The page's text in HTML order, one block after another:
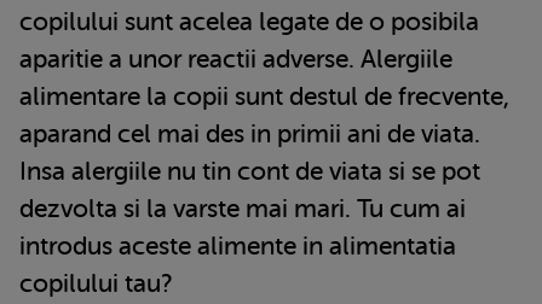
copilului sunt acelea legate de o posibila
aparitie a unor reactii adverse. Alergiile
alimentare la copii sunt destul de frecvente,
aparand cel mai des in primii ani de viata.
Insa alergiile nu tin cont de viata si se pot
dezvolta si la varste mai mari. Tu cum ai
introdus aceste alimente in alimentatia
copilului tau?